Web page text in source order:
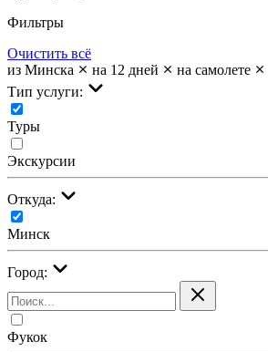
Фильтры
Очистить всё
из Минска
на 12 дней на самолете
Тип услуги:
Туры
Экскурсии
Откуда:
Минск
Город:
Фукок